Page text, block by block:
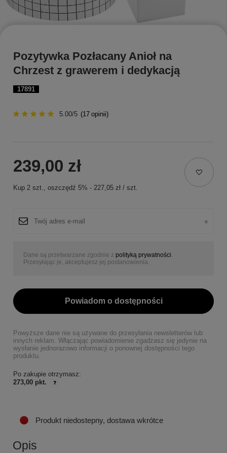
17891
Pozytywka Pozłacany Anioł na
Chrzest z grawerem i dedykacją
5.00/5 (17 opinii)
239,00 zł
Kup 2 szt., oszczędź 5% - 227,05 zł / szt.
Dane są przetwarzane zgodnie z polityką prywatności
Przesyłając je, akceptujesz jej postanowienia.
Powiadom o dostępności
Powyższe dane nie są używane do przesyłania newsletterów lub
innych reklam. Włączając powiadomienie zgadzasz się jedynie na
wysłanie jednorazowo informacji o ponownej dostępności tego
produktu.
Po zakupie otrzymasz:
273,00 pkt.
Produkt niedostepny, dostawa wkrótce
Opis